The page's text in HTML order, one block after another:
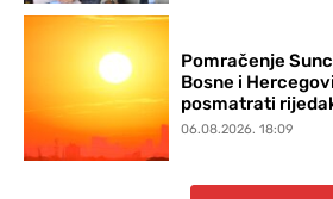
Pomračenje
Bosne i
posmatrati
06.08.2026. 18:09